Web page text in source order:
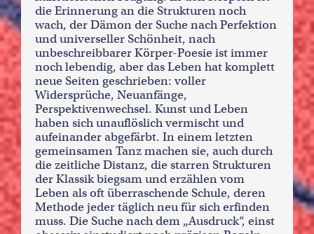
die Erinnerung an die Strukturen noch
wach, der Dämon der Suche nach Perfektion
und universeller Schönheit, nach
unbeschreibbarer Körper-Poesie ist immer
noch lebendig, aber das Leben hat komplett
neue Seiten geschrieben: voller
Widersprüche, Neuanfänge,
Perspektivenwechsel. Kunst und Leben
haben sich unauflöslich vermischt und
aufeinander abgefärbt. In einem letzten
gemeinsamen Tanz machen sie, auch durch
die zeitliche Distanz, die starren Strukturen
der Klassik biegsam und erzählen vom
Leben als oft überraschende Schule, deren
Methode jeder täglich neu für sich erfinden
muss. Die Suche nach dem „Ausdruck“, einst